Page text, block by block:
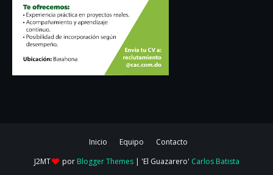
Inicio Equipo
Contacto
J2MT
por Blogger Themes| 'El Guazarero' Carlos Batista